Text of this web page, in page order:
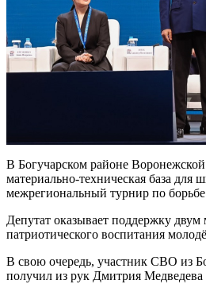
В Богучарском районе
материально-техническая база
межрегиональный турнир по
Депутат оказывает поддержку
патриотического воспитания
В свою очередь, участник СВО из
получил из рук Дмитрия